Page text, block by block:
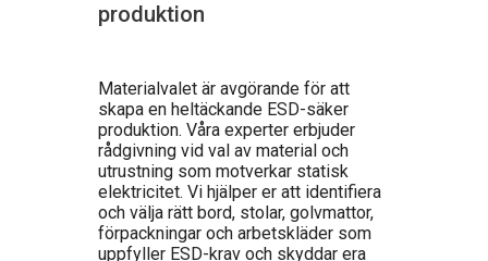
produktion
Materialvalet är avgörande för att
skapa en heltäckande ESD-säker
produktion. Våra experter erbjuder
rådgivning vid val av material och
utrustning som motverkar statisk
elektricitet. Vi hjälper er att identifiera
och välja rätt bord, stolar, golvmattor,
förpackningar och arbetskläder som
uppfyller ESD-krav och skyddar era